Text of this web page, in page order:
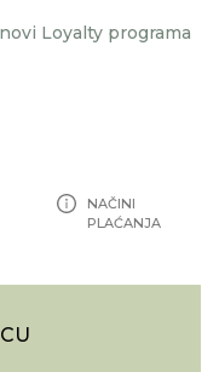
Loyalty programa
NAČINI
PLAĆANJA